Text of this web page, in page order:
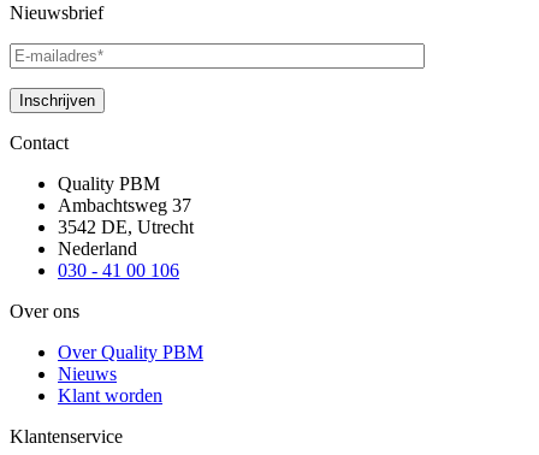
Nieuwsbrief
Contact
Quality PBM
Ambachtsweg 37
3542 DE, Utrecht
Nederland
030 - 41 00 106
Over ons
Over Quality PBM
Nieuws
Klant worden
Klantenservice